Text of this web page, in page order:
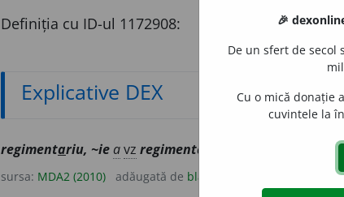
Definiția cu ID-ul 1172908:
Explicative DEX
regimentariu, ~ieavz regimentar
sursa: MDA2 (2010) adăugată de blaurb.
🎉
De un sfert de secol
Cu o mică donație
cuvintele la